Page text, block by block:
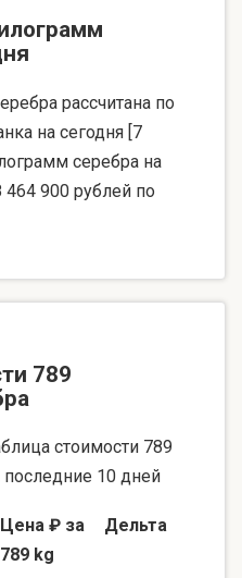
рассчитана по
на сегодня [7
серебра на
464 900 рублей по
789
стоимости 789
10 дней
Цена ₽ за
789 kg
Дельта